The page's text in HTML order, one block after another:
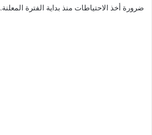
ضرورة أخذ الاحتياطات منذ بداية الفترة المعلنة.